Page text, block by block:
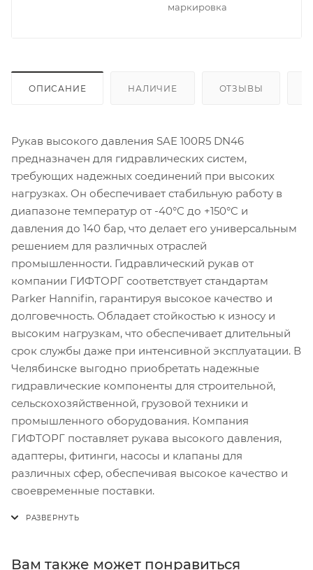
маркировка
ОПИСАНИЕ НАЛИЧИЕ ОТЗЫВЫ
Рукав высокого давления SAE 100R5 DN46
предназначен для гидравлических систем,
требующих надежных соединений при высоких
нагрузках. Он обеспечивает стабильную работу в
диапазоне температур от -40°C до +150°C и
давления до 140 бар, что делает его универсальным
решением для различных отраслей
промышленности. Гидравлический рукав от
компании ГИФТОРГ соответствует стандартам
Parker Hannifin, гарантируя высокое качество и
долговечность. Обладает стойкостью к износу и
высоким нагрузкам, что обеспечивает длительный
срок службы даже при интенсивной эксплуатации. В
Челябинске выгодно приобретать надежные
гидравлические компоненты для строительной,
сельскохозяйственной, грузовой техники и
промышленного оборудования. Компания
ГИФТОРГ поставляет рукава высокого давления,
адаптеры, фитинги, насосы и клапаны для
различных сфер, обеспечивая высокое качество и
своевременные поставки.
Вам также может понравиться